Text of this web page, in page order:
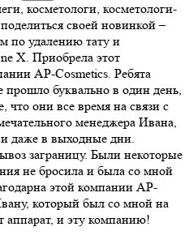
косметологи, косметологи-
своей новинкой –
по удалению тату и
X. Приобрела этот
AP-Cosmetics. Ребята
буквально в один день,
что они все время на связи с
менеджера Ивана,
даже в выходные дни.
заграницу. Были некоторые
не бросила и была со мной
этой компании AP-
который был со мной на
аппарат, и эту компанию!